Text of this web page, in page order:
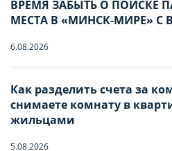
ВРЕМЯ ЗАБЫТЬ О ПОИСКЕ
МЕСТА В «МИНСК-МИРЕ» С
6.08.2026
Как разделить счета за
снимаете комнату в
жильцами
5.08.2026
Отправьте запрос,
Количество гостей
Взрослые -
Заезд
НАСТРОЙТЕ
НАСТРОЙТЕ